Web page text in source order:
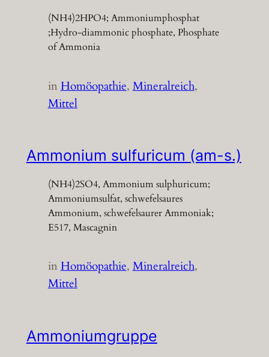
(NH4)2HPO4; Ammoniumphosphat
;Hydro-diammonic phosphate, Phosphate
of Ammonia
inHomöopathie, Mineralreich
Mittel
Ammonium sulfuricum (am-s.)
(NH4)2SO4, Ammonium sulphuricum;
Ammoniumsulfat, schwefelsaures
Ammonium, schwefelsaurer Ammoniak;
E517, Mascagnin
inHomöopathie, Mineralreich
Mittel
Ammoniumgruppe